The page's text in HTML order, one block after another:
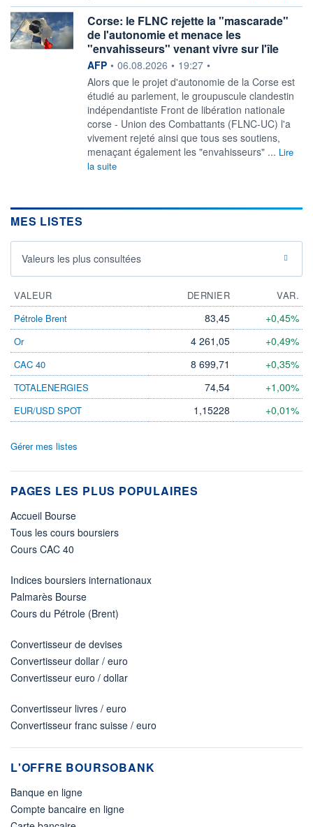
Corse: le FLNC rejette la "mascarade"
de l'autonomie et menace les
"envahisseurs" venant vivre sur l'île
information fournie par
AFP • 06.08.2026 • 19:27 •
Alors que le projet d'autonomie de la Corse est
étudié au parlement, le groupuscule clandestin
indépendantiste Front de libération nationale
corse - Union des Combattants (FLNC-UC) l'a
vivement rejeté ainsi que tous ses soutiens,
menaçant également les "envahisseurs" ... Lire
la suite
MES LISTES
Valeurs les plus consultées
VALEUR DERNIER
VAR.
Pétrole Brent
83,45 +0,45%
Or 4 261,05 +0,49%
CAC 40 8 699,71 +0,35%
TOTALENERGIES 74,54 +1,00%
EUR/USD SPOT 1,15228 +0,01%
Gérer mes listes
PAGES LES PLUS POPULAIRES
Accueil Bourse
Tous les cours boursiers
Cours CAC 40
Indices boursiers internationaux
Palmarès Bourse
Cours du Pétrole (Brent)
Convertisseur de devises
Convertisseur dollar / euro
Convertisseur euro / dollar
Convertisseur livres / euro
Convertisseur franc suisse / euro
L'OFFRE BOURSOBANK
Banque en ligne
Compte bancaire en ligne